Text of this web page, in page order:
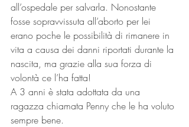
all’ospedale per salvarla. Nonostante
fosse sopravvissuta all’aborto per lei
erano poche le possibilità di rimanere in
vita a causa dei danni riportati durante la
nascita, ma grazie alla sua forza di
volontà ce l’ha fatta!
A 3 anni è stata adottata da una
ragazza chiamata Penny che le ha voluto
sempre bene.